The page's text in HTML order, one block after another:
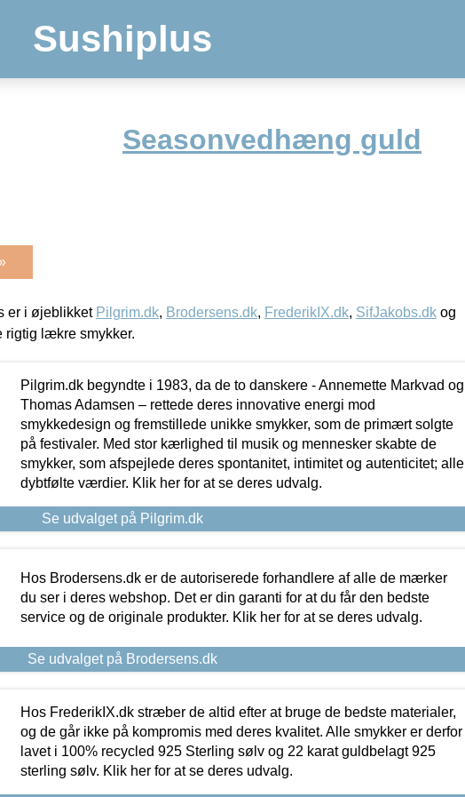
Sushiplus
Seasonvedhæng guld
er i øjeblikket Pilgrim.dk, Brodersens.dk, FrederikIX.dk, SifJakobs.dk og
rigtig lækre smykker.
Pilgrim.dk begyndte i 1983, da de to danskere - Annemette Markvad og
Thomas Adamsen – rettede deres innovative energi mod
smykkedesign og fremstillede unikke smykker, som de primært solgte
på festivaler. Med stor kærlighed til musik og mennesker skabte de
smykker, som afspejlede deres spontanitet, intimitet og autenticitet; alle
dybtfølte værdier. Klik her for at se deres udvalg.
Se udvalget på Pilgrim.dk
Hos Brodersens.dk er de autoriserede forhandlere af alle de mærker
du ser i deres webshop. Det er din garanti for at du får den bedste
service og de originale produkter. Klik her for at se deres udvalg.
Se udvalget på Brodersens.dk
Hos FrederikIX.dk stræber de altid efter at bruge de bedste materialer,
og de går ikke på kompromis med deres kvalitet. Alle smykker er derfor
lavet i 100% recycled 925 Sterling sølv og 22 karat guldbelagt 925
sterling sølv. Klik her for at se deres udvalg.